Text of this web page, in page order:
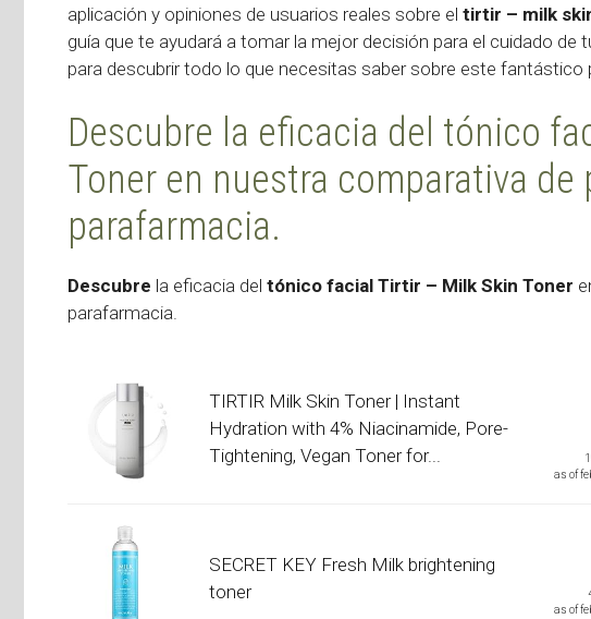
aplicación y opiniones de usuarios reales sobre el tirtir – milk
guía que te ayudará a tomar la mejor decisión para el cuidado de
para descubrir todo lo que necesitas saber sobre este fantástico
Descubre la eficacia del tónico
Toner en nuestra comparativa de
parafarmacia.
Descubre la eficacia del tónico facial Tirtir – Milk Skin Toner
parafarmacia.
TIRTIR Milk Skin Toner | Instant
Hydration with 4% Niacinamide, Pore-
Tightening, Vegan Toner for...
as of
SECRET KEY Fresh Milk brightening
toner
as of